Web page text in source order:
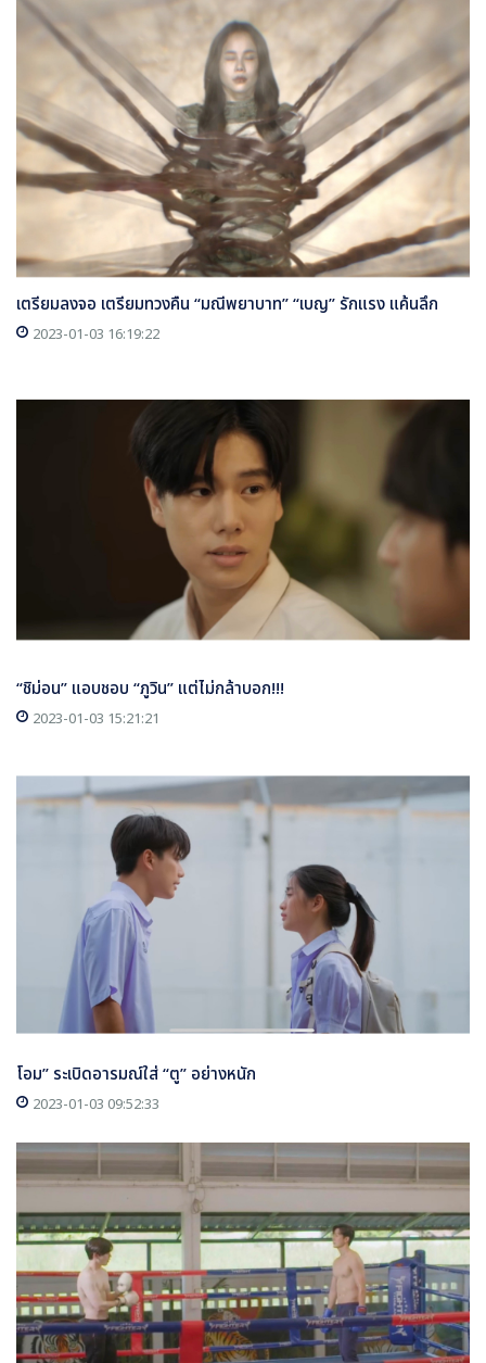
เตรียมลงจอ เตรียมทวงคืน “มณีพยาบาท” “เบญ” รักแรง แค้นลึก
2023-01-03 16:19:22
“ชิม่อน” แอบชอบ “ภูวิน” แต่ไม่กล้าบอก!!!
2023-01-03 15:21:21
โอม” ระเบิดอารมณ์ใส่ “ตู” อย่างหนัก
2023-01-03 09:52:33